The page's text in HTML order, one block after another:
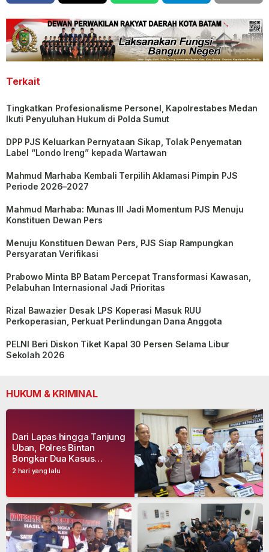
Terkait
Tingkatkan Profesionalisme Personel, Kapolrestabes Medan
Ikuti Penyuluhan Hukum di Polda Sumut
DPP PJS Keluarkan Pernyataan Sikap, Tolak Penyematan
Label “Londo Ireng” kepada Wartawan
Mahmud Marhaba Kembali Terpilih Aklamasi Pimpin PJS
Periode 2026–2027
Mahmud Marhaba: Munas III Jadi Momentum PJS Menuju
Konstituen Dewan Pers
Menuju Konstituen Dewan Pers, PJS Siap Rampungkan
Persyaratan Verifikasi
Prabowo Minta BP Batam Percepat Transformasi Kawasan,
Pelabuhan Internasional Jadi Prioritas
Rizal Bawazier Desak LPS Koperasi Masuk RUU
Perkoperasian, Perkuat Perlindungan Dana Anggota
PELNI Beri Diskon Tiket Kapal 30 Persen Selama Libur
Sekolah 2026
HUKUM & KRIMINAL
2 hari yang lalu
Dari Lapas hingga Tanjung
Uban, Polres Bintan
Bongkar Dua Kasus
Narkoba, Empat Tersangka